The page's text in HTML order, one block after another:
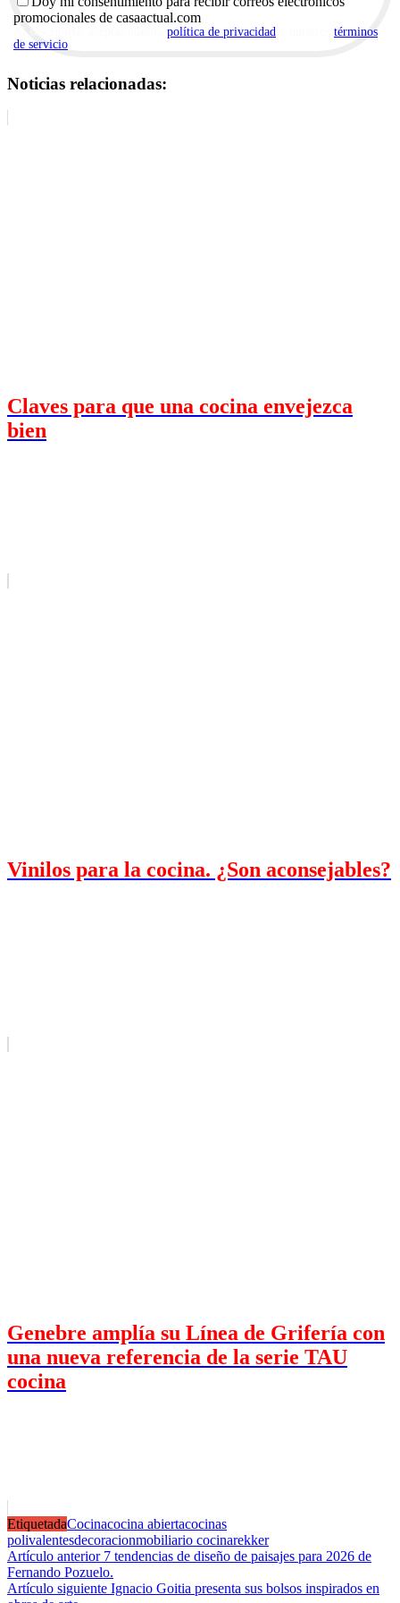
promocionales de casaactual.com
política de privacidad
términos
de servicio
Noticias relacionadas:
Claves para que una cocina envejezca
bien
Vinilos para la cocina. ¿Son aconsejables?
Genebre amplía su Línea de Grifería con
una nueva referencia de la serie TAU
cocina
EtiquetadaCocinacocina abiertacocinas
polivalentesdecoracionmobiliario cocinarekker
Navegación
de
Artículo anterior 7 tendencias de diseño de paisajes para 2026 de
Fernando Pozuelo.
Artículo siguiente Ignacio Goitia presenta sus bolsos inspirados en